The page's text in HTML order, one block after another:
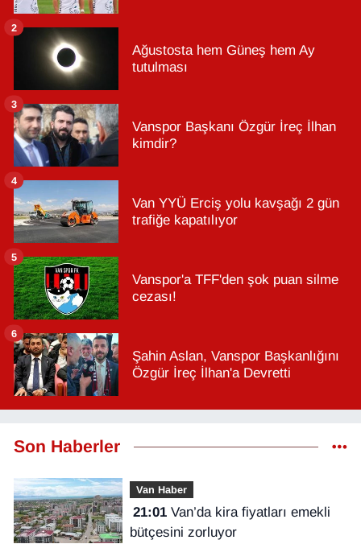
Ağustosta hem Güneş hem Ay
tutulması
2
Vanspor Başkanı Özgür İreç İlhan
kimdir?
3
Van YYÜ Erciş yolu kavşağı 2 gün
trafiğe kapatılıyor
4
Vanspor'a TFF'den şok puan silme
cezası!
5
Şahin Aslan, Vanspor Başkanlığını
Özgür İreç İlhan'a Devretti
6
Son Haberler
Van Haber
21:01Van’da kira fiyatları emekli
bütçesini zorluyor